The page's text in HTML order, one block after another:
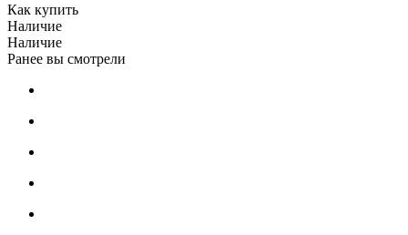
Как купить
Наличие
Наличие
Ранее вы смотрели